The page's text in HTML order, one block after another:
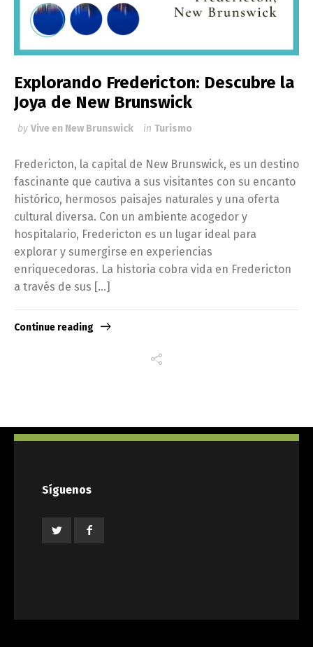
Explorando Fredericton: Descubre la
Joya de New Brunswick
by Vive en New Brunswick in Turismo
Fredericton, la capital de New Brunswick, es un destino
fascinante que cautiva a sus visitantes con su encanto
histórico, hermosos paisajes naturales y una oferta
cultural diversa. Con un ambiente acogedor y
hospitalario, Fredericton es un lugar ideal para
explorar y sumergirse en experiencias
enriquecedoras. La historia cobra vida en Fredericton
a través de sus […]
Continue reading
Síguenos